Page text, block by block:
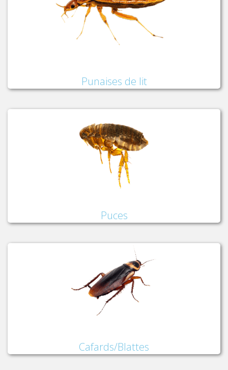
Punaises de lit
Puces
Cafards/Blattes